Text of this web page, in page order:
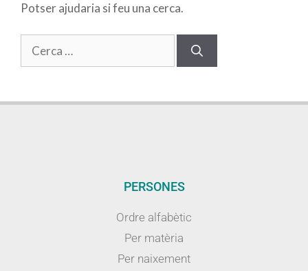
Potser ajudaria si feu una cerca.
PERSONES
Ordre alfabètic
Per matèria
Per naixement